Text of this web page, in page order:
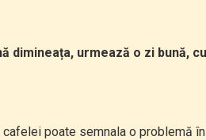
dimineața, urmează o zi bună,
poate semnala o problemă